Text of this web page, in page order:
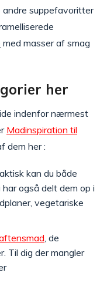
andre suppefavoritter
med masser af smag
her
indenfor nærmest
Madinspiration til
dem her :
kan du både
også delt dem op i
vegetariske
, de
Til dig der mangler